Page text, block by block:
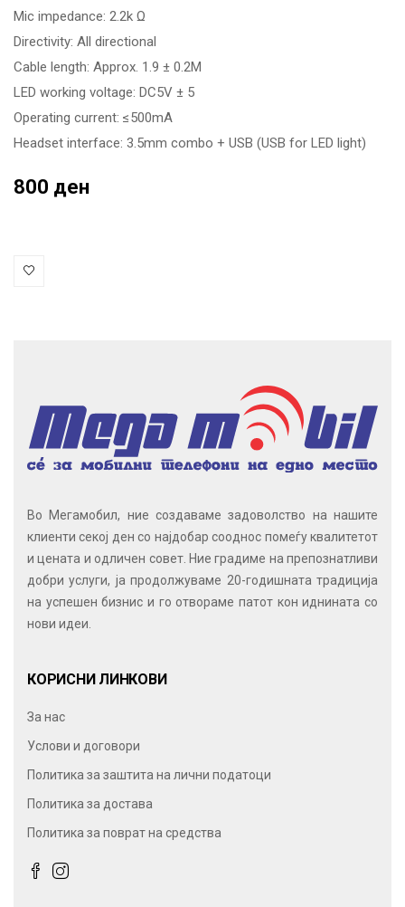
Mic impedance: 2.2k Ω
Directivity: All directional
Cable length: Approx. 1.9 ± 0.2M
LED working voltage: DC5V ± 5
Operating current: ≤500mA
Headset interface: 3.5mm combo + USB (USB for LED light)
800 ден
Во Мегамобил, ние создаваме задоволство на нашите
клиенти секој ден со најдобар сооднос помеѓу квалитетот
и цената и одличен совет. Ние градиме на препознатливи
добри услуги, ја продолжуваме 20-годишната традиција
на успешен бизнис и го отвораме патот кон иднината со
нови идеи.
КОРИСНИ ЛИНКОВИ
За нас
Услови и договори
Политика за заштита на лични податоци
Политика за достава
Политика за поврат на средства